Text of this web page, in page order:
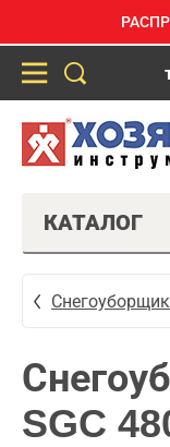
КАТАЛОГ
SGC